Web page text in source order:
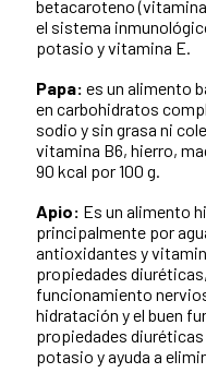
betacaroteno
el sistema
potasio y vitamina E.
Papa: es un alimento
en carbohidratos
sodio y sin grasa ni
vitamina B6, hierro,
90 kcal por 100 g.
Apio: Es un alimento
principalmente por
antioxidantes y
propiedades
funcionamiento
hidratación y el buen
propiedades
potasio y ayuda a